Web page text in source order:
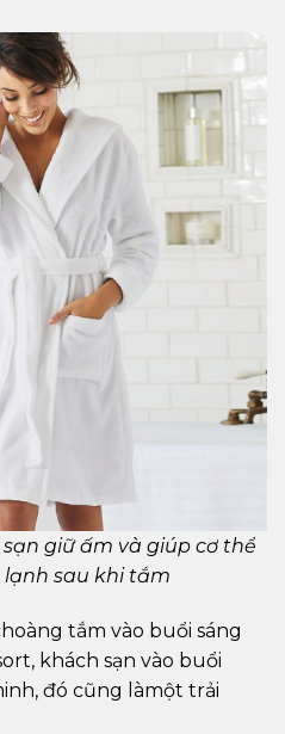
giữ ấm và giúp cơ thể
sau khi tắm
tắm vào buổi sáng
khách sạn vào buổi
đó cũng làmột trải